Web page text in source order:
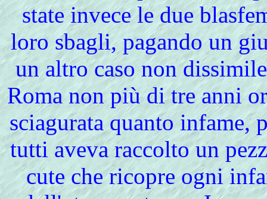
state invece le due
loro sbagli, pagando un
un altro caso non
Roma non più di tre anni
sciagurata quanto infame,
tutti aveva raccolto un
cute che ricopre ogni